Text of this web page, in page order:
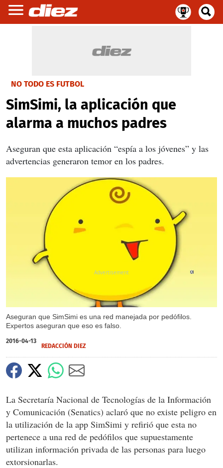
NO TODO ES FUTBOL
SimSimi, la aplicación que
alarma a muchos padres
Aseguran que esta aplicación “espía a los jóvenes” y las
advertencias generaron temor en los padres.
Aseguran que SimSimi es una red manejada por pedófilos.
Expertos aseguran que eso es falso.
X
2016-04-13
REDACCIÓN DIEZ
La Secretaría Nacional de Tecnologías de la Información
y Comunicación (Senatics) aclaró que no existe peligro en
la utilización de la app SimSimi y refirió que esta no
pertenece a una red de pedófilos que supuestamente
utilizan información privada de las personas para luego
extorsionarlas.